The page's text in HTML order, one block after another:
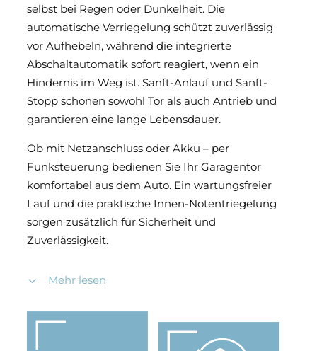
selbst bei Regen oder Dunkelheit. Die
automatische Verriegelung schützt zuverlässig
vor Aufhebeln, während die integrierte
Abschaltautomatik sofort reagiert, wenn ein
Hindernis im Weg ist. Sanft-Anlauf und Sanft-
Stopp schonen sowohl Tor als auch Antrieb und
garantieren eine lange Lebensdauer.
Ob mit Netzanschluss oder Akku – per
Funksteuerung bedienen Sie Ihr Garagentor
komfortabel aus dem Auto. Ein wartungsfreier
Lauf und die praktische Innen-Notentriegelung
sorgen zusätzlich für Sicherheit und
Zuverlässigkeit.
zukunftsorientierte Technik
Mehr lesen